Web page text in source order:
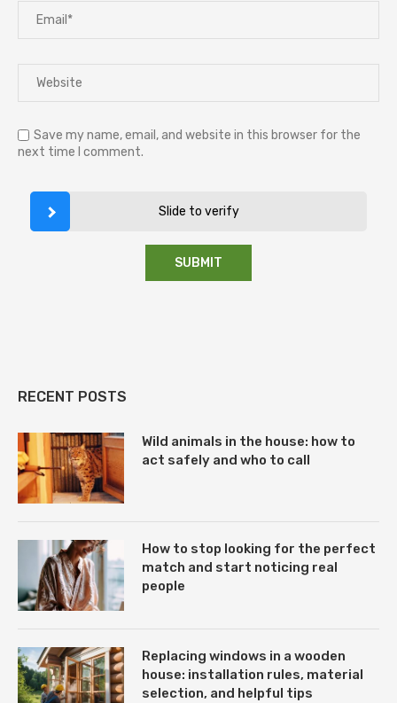
Save my name, email, and website in this browser for the
next time I comment.
Slide to verify
RECENT POSTS
Wild animals in the house: how to
act safely and who to call
How to stop looking for the perfect
match and start noticing real
people
Replacing windows in a wooden
house: installation rules, material
selection, and helpful tips